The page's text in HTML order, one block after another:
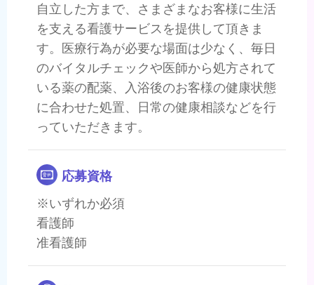
自立した方まで、さまざまなお客様に生活
を支える看護サービスを提供して頂きま
す。医療行為が必要な場面は少なく、毎日
のバイタルチェックや医師から処方されて
いる薬の配薬、入浴後のお客様の健康状態
に合わせた処置、日常の健康相談などを行
っていただきます。
応募資格
※いずれか必須
看護師
准看護師